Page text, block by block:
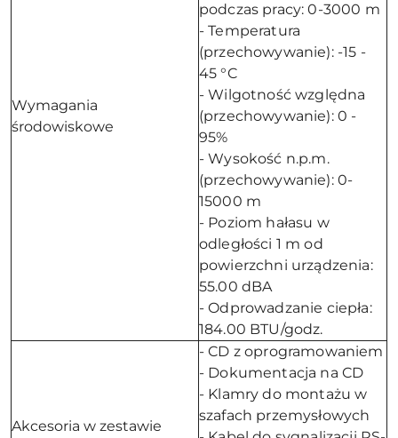
Wymagania
środowiskowe
podczas pracy: 0-3000 m
- Temperatura
(przechowywanie): -15 -
45 °C
- Wilgotność względna
(przechowywanie): 0 -
95%
- Wysokość n.p.m.
(przechowywanie): 0-
15000 m
- Poziom hałasu w
odległości 1 m od
powierzchni urządzenia:
55.00 dBA
- Odprowadzanie ciepła:
184.00 BTU/godz.
Akcesoria w zestawie
- CD z oprogramowaniem
- Dokumentacja na CD
- Klamry do montażu w
szafach przemysłowych